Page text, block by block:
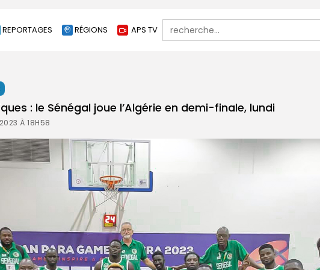
REPORTAGES RÉGIONS APS TV
Search
for:
: le Sénégal joue l’Algérie en demi-finale, lundi
À 18H58